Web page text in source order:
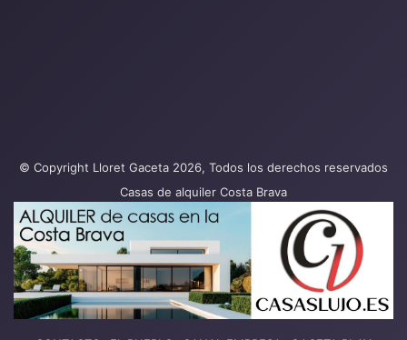
© Copyright Lloret Gaceta 2026, Todos los derechos reservados
Casas de alquiler Costa Brava